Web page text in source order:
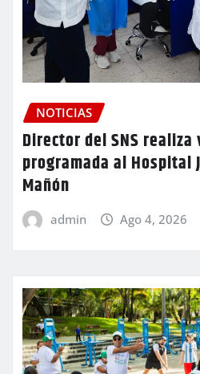
NOTICIAS
Director del SNS
programada al Hospital
Mañón
admin Ago 4, 2026